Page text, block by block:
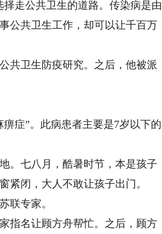
走公共卫生的道路。传染病是由
公共卫生工作，却可以让千百万
卫生防疫研究。之后，他被派
症”。此病患者主要是7岁以下的
七八月，酷暑时节，本是孩子
紧闭，大人不敢让孩子出门。
联专家。
名让顾方舟帮忙。之后，顾方